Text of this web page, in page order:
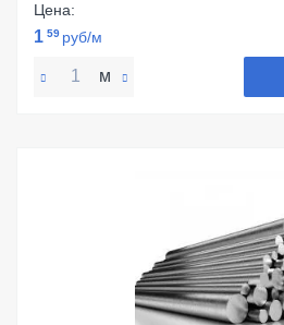
Цена:
1 59 руб/м
м